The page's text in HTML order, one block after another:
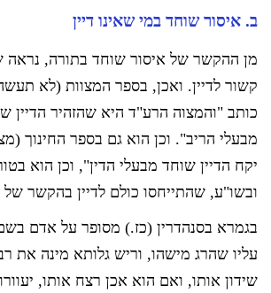
ב. איסור שוחד במי שאינו דיין
מן ההקשר של איסור שוחד בתורה, נראה
קשור לדיין. ואכן, בספר המצוות (לא
כותב "והמצוה הרע"ד היא שהזהיר
מבעלי הריב". וכן הוא גם בספר החינוך
יקח הדיין שוחד מבעלי הדין", וכן הוא
ובשו"ע, שהתייחסו כולם לדיין בהקשר
בגמרא בסנהדרין (כז.) מסופר על אדם
עליו שהרג מישהו, וריש גלותא מינה את
שידון אותו, ואם הוא אכן רצח אותו,